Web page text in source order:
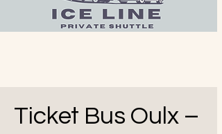
Ticket Bus Oulx –